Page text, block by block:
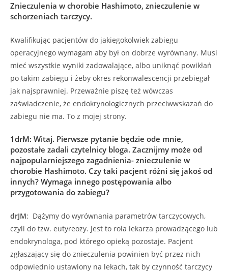
Znieczulenia w chorobie Hashimoto, znieczulenie w
schorzeniach tarczycy.
Kwalifikując pacjentów do jakiegokolwiek zabiegu
operacyjnego wymagam aby był on dobrze wyrównany. Musi
mieć wszystkie wyniki zadowalające, albo uniknąć powikłań
po takim zabiegu i żeby okres rekonwalescencji przebiegał
jak najsprawniej. Przeważnie piszę też wówczas
zaświadczenie, że endokrynologicznych przeciwwskazań do
zabiegu nie ma. To z mojej strony.
1drM: Witaj. Pierwsze pytanie będzie ode mnie,
pozostałe zadali czytelnicy bloga. Zacznijmy może od
najpopularniejszego zagadnienia- znieczulenie w
chorobie Hashimoto. Czy taki pacjent różni się jakoś od
innych? Wymaga innego postępowania albo
przygotowania do zabiegu?
drJM: Dążymy do wyrównania parametrów tarczycowych,
czyli do tzw. eutyreozy. Jest to rola lekarza prowadzącego lub
endokrynologa, pod którego opieką pozostaje. Pacjent
zgłaszający się do znieczulenia powinien być przez nich
odpowiednio ustawiony na lekach, tak by czynność tarczycy